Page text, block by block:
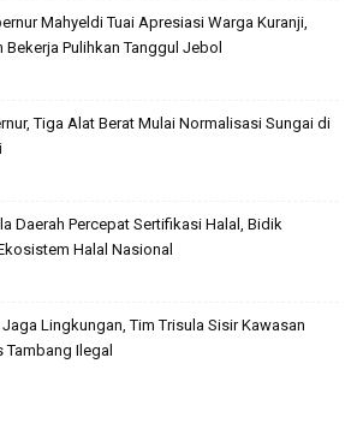
Mahyeldi Tuai Apresiasi Warga Kuranji,
Bekerja Pulihkan Tanggul Jebol
Tiga Alat Berat Mulai Normalisasi Sungai di
Daerah Percepat Sertifikasi Halal, Bidik
Halal Nasional
Lingkungan, Tim Trisula Sisir Kawasan
Tambang Ilegal